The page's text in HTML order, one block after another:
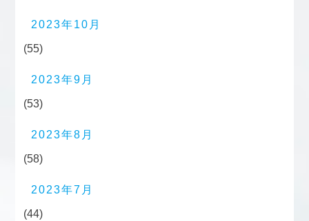
2023年10月
(55)
2023年9月
(53)
2023年8月
(58)
2023年7月
(44)